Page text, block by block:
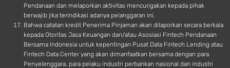
Pendanaan dan melaporkan aktivitas mencurigakan kepada pihak
berwajib jika terindikasi adanya pelanggaran ini.
Bahwa catatan kredit Penerima Pinjaman akan dilaporkan secara berkala
kepada Otoritas Jasa Keuangan dan/atau Asosiasi Fintech Pendanaan
Bersama Indonesia untuk kepentingan Pusat Data Fintech Lending atau
Fintech Data Center yang akan dimanfaatkan bersama dengan para
Penyelenggara, para pelaku industri perbankan nasional dan industri